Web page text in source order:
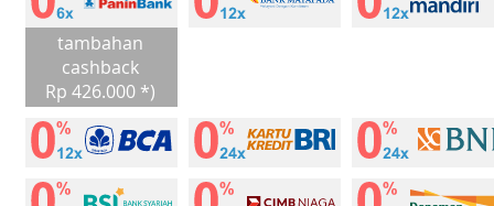
tambahan
cashback
Rp 426.000 *)